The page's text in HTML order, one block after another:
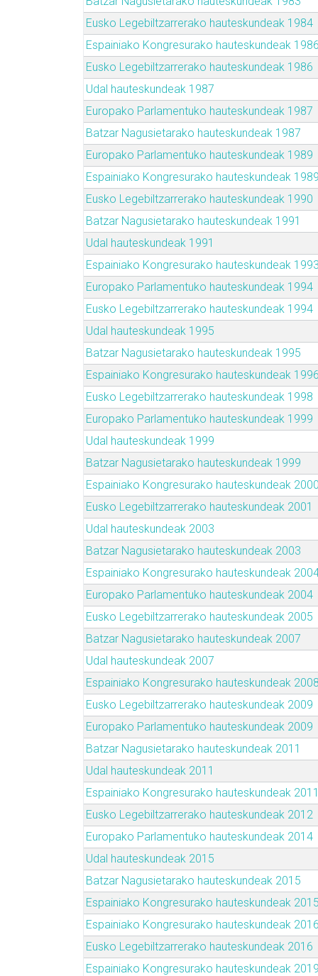
Eusko Legebiltzarrerako hauteskundeak 1984
Espainiako Kongresurako hauteskundeak 1986
Eusko Legebiltzarrerako hauteskundeak 1986
Udal hauteskundeak 1987
Europako Parlamentuko hauteskundeak 1987
Batzar Nagusietarako hauteskundeak 1987
Europako Parlamentuko hauteskundeak 1989
Espainiako Kongresurako hauteskundeak 1989
Eusko Legebiltzarrerako hauteskundeak 1990
Batzar Nagusietarako hauteskundeak 1991
Udal hauteskundeak 1991
Espainiako Kongresurako hauteskundeak 1993
Europako Parlamentuko hauteskundeak 1994
Eusko Legebiltzarrerako hauteskundeak 1994
Udal hauteskundeak 1995
Batzar Nagusietarako hauteskundeak 1995
Espainiako Kongresurako hauteskundeak 1996
Eusko Legebiltzarrerako hauteskundeak 1998
Europako Parlamentuko hauteskundeak 1999
Udal hauteskundeak 1999
Batzar Nagusietarako hauteskundeak 1999
Espainiako Kongresurako hauteskundeak 2000
Eusko Legebiltzarrerako hauteskundeak 2001
Udal hauteskundeak 2003
Batzar Nagusietarako hauteskundeak 2003
Espainiako Kongresurako hauteskundeak
Europako Parlamentuko hauteskundeak 2004
Eusko Legebiltzarrerako hauteskundeak 2005
Batzar Nagusietarako hauteskundeak 2007
Udal hauteskundeak 2007
Espainiako Kongresurako hauteskundeak 2008
Eusko Legebiltzarrerako hauteskundeak 2009
Europako Parlamentuko hauteskundeak 2009
Batzar Nagusietarako hauteskundeak 2011
Udal hauteskundeak 2011
Espainiako Kongresurako hauteskundeak 2011
Eusko Legebiltzarrerako hauteskundeak 2012
Europako Parlamentuko hauteskundeak 2014
Udal hauteskundeak 2015
Batzar Nagusietarako hauteskundeak 2015
Espainiako Kongresurako hauteskundeak 2015
Espainiako Kongresurako hauteskundeak 2016
Eusko Legebiltzarrerako hauteskundeak 2016
Espainiako Kongresurako hauteskundeak 2019